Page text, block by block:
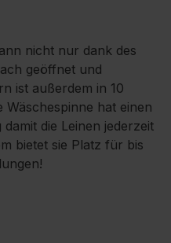
nicht nur dank des
geöffnet und
ist außerdem in 10
hat einen
die Leinen jederzeit
bietet sie Platz für bis